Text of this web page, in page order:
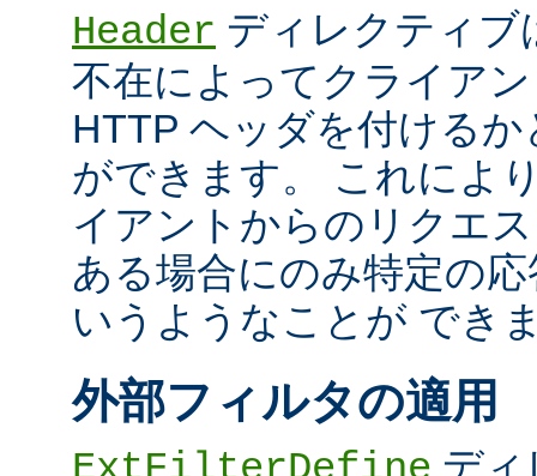
Header ディレクティブ
不在によってクライア
HTTP ヘッダを付ける
ができます。 これによ
イアントからのリクエ
ある場合にのみ特定の
いうようなことが でき
外部フィルタの適用
デ